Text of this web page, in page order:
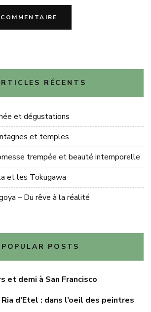
RÉCENTS
et dégustations
et temples
trempée et beauté intemporelle
et les Tokugawa
– Du rêve à la réalité
POPULAR POSTS
et demi à San Francisco
d’Etel : dans l’oeil des peintres